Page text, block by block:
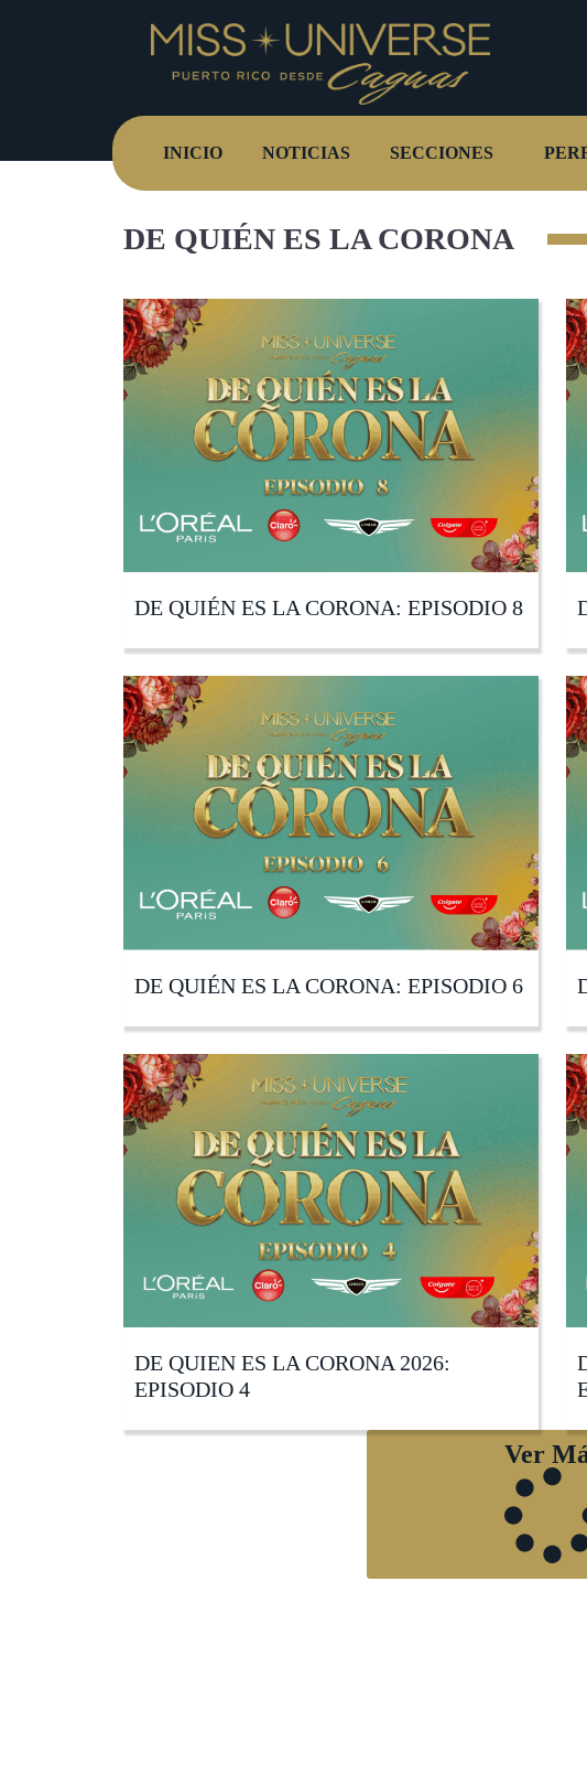
INICIO NOTICIAS SECCIONES
DE QUIÉN ES LA CORONA
DE QUIÉN ES LA CORONA: EPISODIO 8
DE QUIÉN ES LA CORONA: EPISODIO 6
DE QUIEN ES LA CORONA 2026:
EPISODIO 4
Ver